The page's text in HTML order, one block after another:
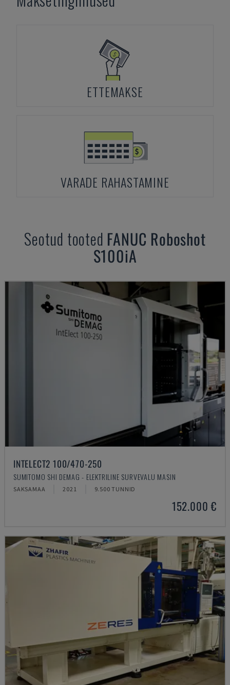
ETTEMAKSE
VARADE RAHASTAMINE
Seotud tooted FANUC Roboshot
S100iA
INTELECT2 100/470-250
SUMITOMO SHI DEMAG - ELEKTRILINE SURVEVALU MASIN
SAKSAMAA 2021 9.500 TUNNID
152.000 €